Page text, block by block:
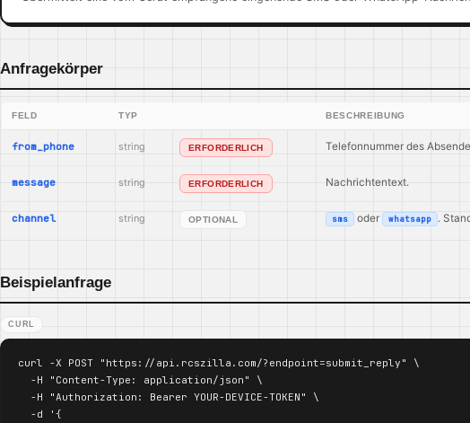
Anfragekörper
FELD TYP BESCHREIBUNG
from_phone string ERFORDERLICH Telefonnummer des
message string ERFORDERLICH Nachrichtentext.
channel string OPTIONAL sms oder whatsapp .
Beispielanfrage
CURL
curl -X POST "https://api.rcszilla.com/?endpoint=submit_reply" \
  -H "Content-Type: application/json" \
  -H "Authorization: Bearer YOUR-DEVICE-TOKEN" \
  -d '{